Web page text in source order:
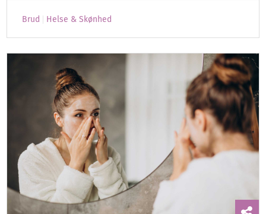
Brud Helse & Skønhed